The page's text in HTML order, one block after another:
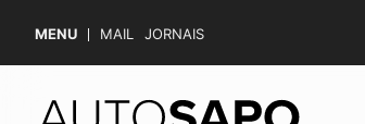
MENU MAIL JORNAIS